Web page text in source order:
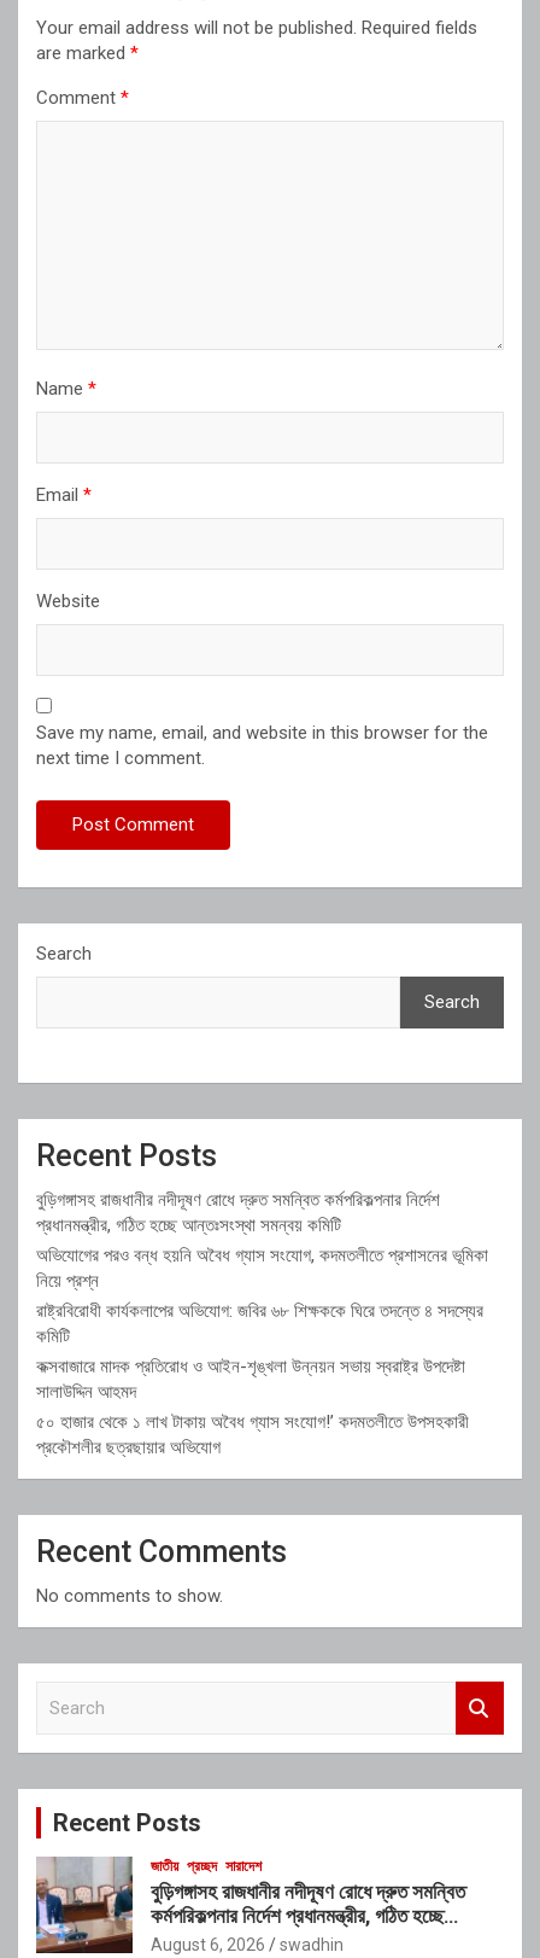
Your email address will not be published. Required fields
are marked *
Comment *
Name *
Email *
Website
Save my name, email, and website in this browser for the
next time I comment.
Search
Search
Recent Posts
বুড়িগঙ্গাসহ রাজধানীর নদীদূষণ রোধে দ্রুত সমন্বিত কর্মপরিকল্পনার নির্দেশ
প্রধানমন্ত্রীর, গঠিত হচ্ছে আন্তঃসংস্থা সমন্বয় কমিটি
অভিযোগের পরও বন্ধ হয়নি অবৈধ গ্যাস সংযোগ, কদমতলীতে প্রশাসনের ভূমিকা
নিয়ে প্রশ্ন
রাষ্ট্রবিরোধী কার্যকলাপের অভিযোগ: জবির ৬৮ শিক্ষককে ঘিরে তদন্তে ৪ সদস্যের
কমিটি
কক্সবাজারে মাদক প্রতিরোধ ও আইন-শৃঙ্খলা উন্নয়ন সভায় স্বরাষ্ট্র উপদেষ্টা
সালাউদ্দিন আহমদ
৫০ হাজার থেকে ১ লাখ টাকায় অবৈধ গ্যাস সংযোগ!’ কদমতলীতে উপসহকারী
প্রকৌশলীর ছত্রছায়ার অভিযোগ
Recent Comments
No comments to show.
c
Recent Posts
জাতীয় প্রচ্ছদ সারাদেশ
বুড়িগঙ্গাসহ রাজধানীর নদীদূষণ রোধে দ্রুত সমন্বিত
কর্মপরিকল্পনার নির্দেশ প্রধানমন্ত্রীর, গঠিত হচ্ছে
আন্তঃসংস্থা সমন্বয় কমিটি
August 6, 2026 swadhin